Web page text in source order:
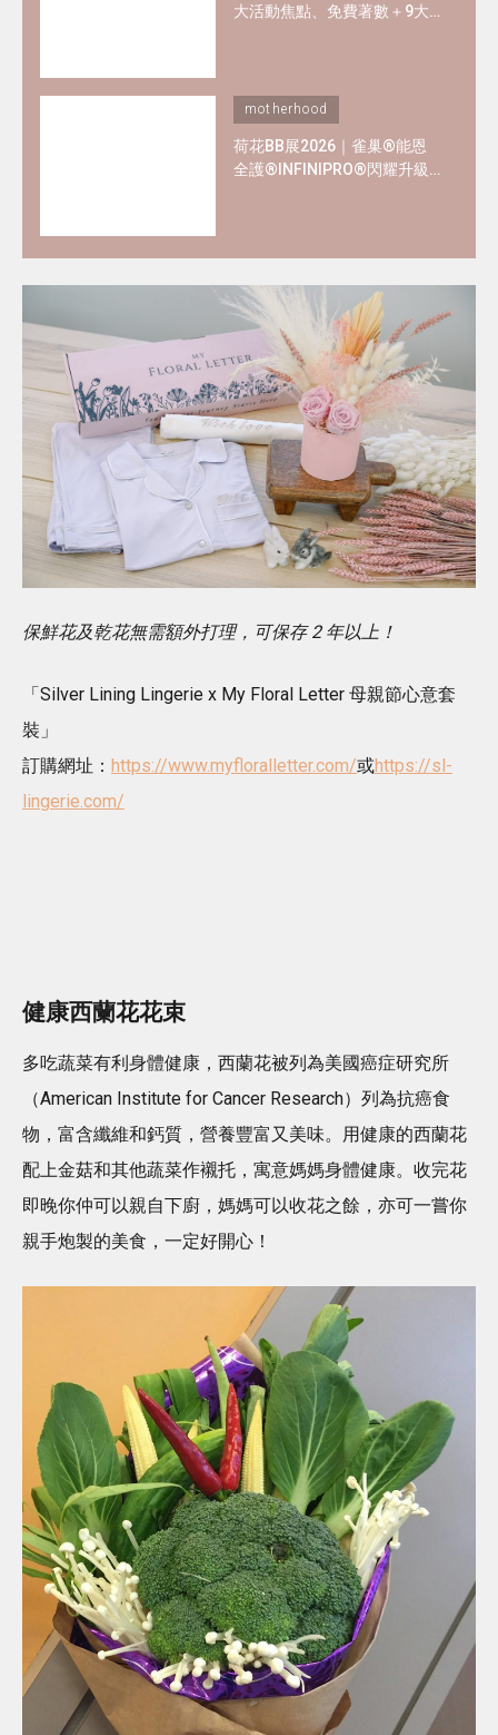
大活動焦點、免費著數＋9大
motherhood
荷花BB展2026｜雀巢®能恩
全護®INFINIPRO®閃耀升級
保鮮花及乾花無需額外打理，可保存 2 年以上！
「Silver Lining Lingerie x My Floral Letter 母親節心意套
裝」
訂購網址： https://www.myfloralletter.com/或https://sl-
lingerie.com/
健康西蘭花花束
多吃蔬菜有利身體健康，西蘭花被列為美國癌症研究所
（American Institute for Cancer Research）列為抗癌食
物，富含纖維和鈣質，營養豐富又美味。用健康的西蘭花
配上金菇和其他蔬菜作襯托，寓意媽媽身體健康。收完花
即晚你仲可以親自下廚，媽媽可以收花之餘，亦可一嘗你
親手炮製的美食，一定好開心！